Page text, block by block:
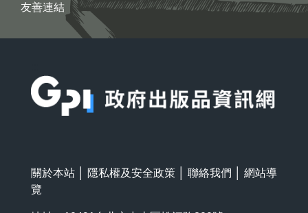
友善連結
關於本站 隱私權及安全政策 聯絡我們
網站導
覽